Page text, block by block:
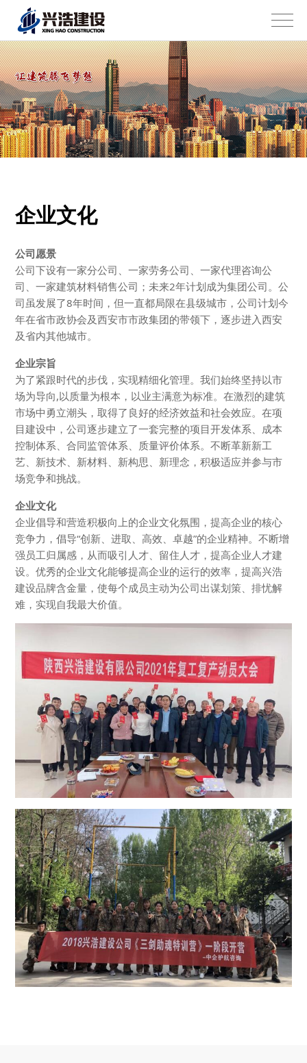
企业文化
公司愿景
公司下设有一家分公司、一家劳务公司、一家代理咨询公
司、一家建筑材料销售公司；未来2年计划成为集团公司。公
司虽发展了8年时间，但一直都局限在县级城市，公司计划今
年在省市政协会及西安市市政集团的带领下，逐步进入西安
及省内其他城市。
企业宗旨
为了紧跟时代的步伐，实现精细化管理。我们始终坚持以市
场为导向,以质量为根本，以业主满意为标准。在激烈的建筑
市场中勇立潮头，取得了良好的经济效益和社会效应。在项
目建设中，公司逐步建立了一套完整的项目开发体系、成本
控制体系、合同监管体系、质量评价体系。不断革新新工
艺、新技术、新材料、新构思、新理念，积极适应并参与市
场竞争和挑战。
企业文化
企业倡导和营造积极向上的企业文化氛围，提高企业的核心
竞争力，倡导“创新、进取、高效、卓越”的企业精神。不断增
强员工归属感，从而吸引人才、留住人才，提高企业人才建
设。优秀的企业文化能够提高企业的运行的效率，提高兴浩
建设品牌含金量，使每个成员主动为公司出谋划策、排忧解
难，实现自我最大价值。